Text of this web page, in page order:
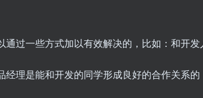
通过一些方式加以有效解决的，比如：和开
经理是能和开发的同学形成良好的合作关系的